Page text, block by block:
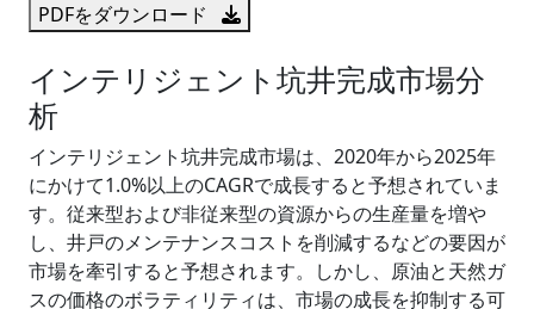
PDFをダウンロード
インテリジェント坑井完成市場分
析
インテリジェント坑井完成市場は、2020年から2025年
にかけて1.0%以上のCAGRで成長すると予想されていま
す。従来型および非従来型の資源からの生産量を増や
し、井戸のメンテナンスコストを削減するなどの要因が
市場を牽引すると予想されます。しかし、原油と天然ガ
スの価格のボラティリティは、市場の成長を抑制する可